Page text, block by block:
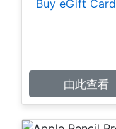
Buy eGift Card
由此查看